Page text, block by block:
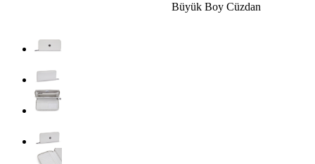
Büyük Boy Cüzdan